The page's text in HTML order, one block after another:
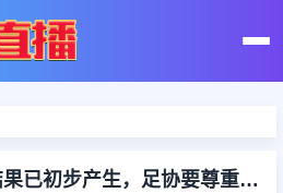
记者爆料：国足选帅结果已初步产生，足协要尊重更高层的意见！